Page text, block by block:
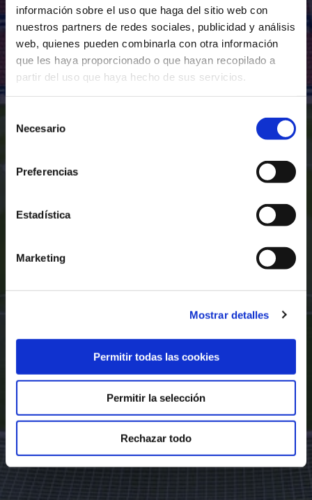
información sobre el uso que haga del sitio web con
nuestros partners de redes sociales, publicidad y análisis
web, quienes pueden combinarla con otra información
que les haya proporcionado o que hayan recopilado a
partir del uso que haya hecho de sus servicios.
Necesario
Preferencias
Estadística
Marketing
Mostrar detalles
Permitir todas las cookies
Permitir la selección
Rechazar todo